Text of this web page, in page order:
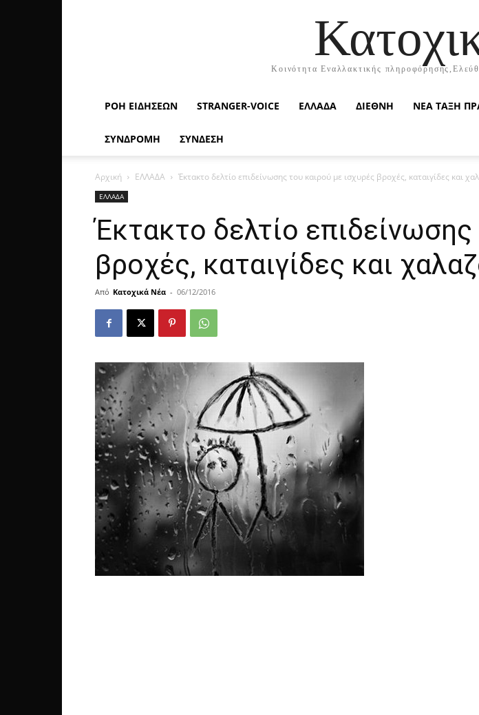
Κοινότητα Εναλλακτικής
ΡΟΉ ΕΙΔΉΣΕΩΝ STRANGER-VOICE ΕΛΛΑΔΑ ΔΙΕΘΝΗ ΝΕΑ ΤΑΞΗ
ΣΥΝΔΡΟΜΗ ΣΥΝΔΕΣΗ
Αρχική ΕΛΛΑΔΑ Έκτακτο δελτίο επιδείνωσης του καιρού με ισχυρές βροχές, καταιγίδες και
ΕΛΛΑΔΑ
Έκτακτο δελτίο
βροχές, καταιγίδες και
Από Κατοχικά Νέα - 06/12/2016